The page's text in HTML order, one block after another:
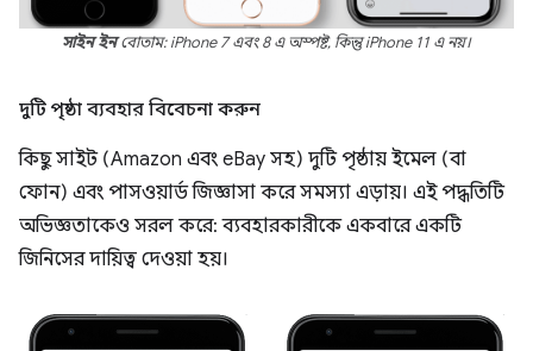
সাইন ইনবোতাম: iPhone 7 এবং 8 এ অস্পষ্ট, কিন্তু iPhone 11 এ নয়।
দুটি পৃষ্ঠা ব্যবহার বিবেচনা করুন
কিছু সাইট (Amazon এবং eBay সহ) দুটি পৃষ্ঠায় ইমেল (বা
ফোন) এবং পাসওয়ার্ড জিজ্ঞাসা করে সমস্যা এড়ায়। এই পদ্ধতিটি
অভিজ্ঞতাকেও সরল করে: ব্যবহারকারীকে একবারে একটি
জিনিসের দায়িত্ব দেওয়া হয়।